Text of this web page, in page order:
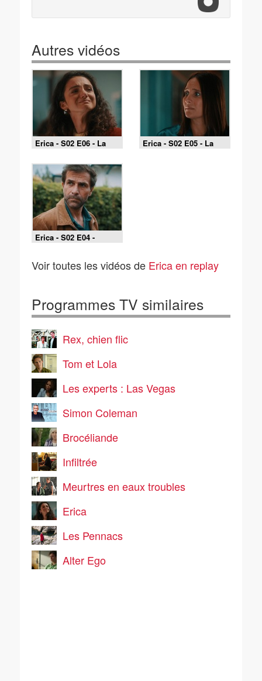
Autres vidéos
Erica - S02 E06 - La
sirène (Partie 2)
Erica - S02 E05 - La
sirène (Partie 1)
Erica - S02 E04 -
Frères (Partie 2)
Voir toutes les vidéos de Erica en replay
Programmes TV similaires
Rex, chien flic
Tom et Lola
Les experts : Las Vegas
Simon Coleman
Brocéliande
Infiltrée
Meurtres en eaux troubles
Erica
Les Pennacs
Alter Ego